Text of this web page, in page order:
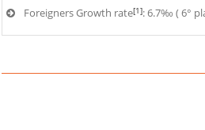
Foreigners Growth rate[1]: 6.7‰ ( 6°